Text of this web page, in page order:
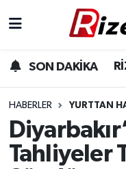
SON DAKİKA
HABERLER YURTTAN
Tahliyeler
Gündem
Yurttan
Ekonomi
Rize Hava
Rize Trafik
Süper Lig Puan